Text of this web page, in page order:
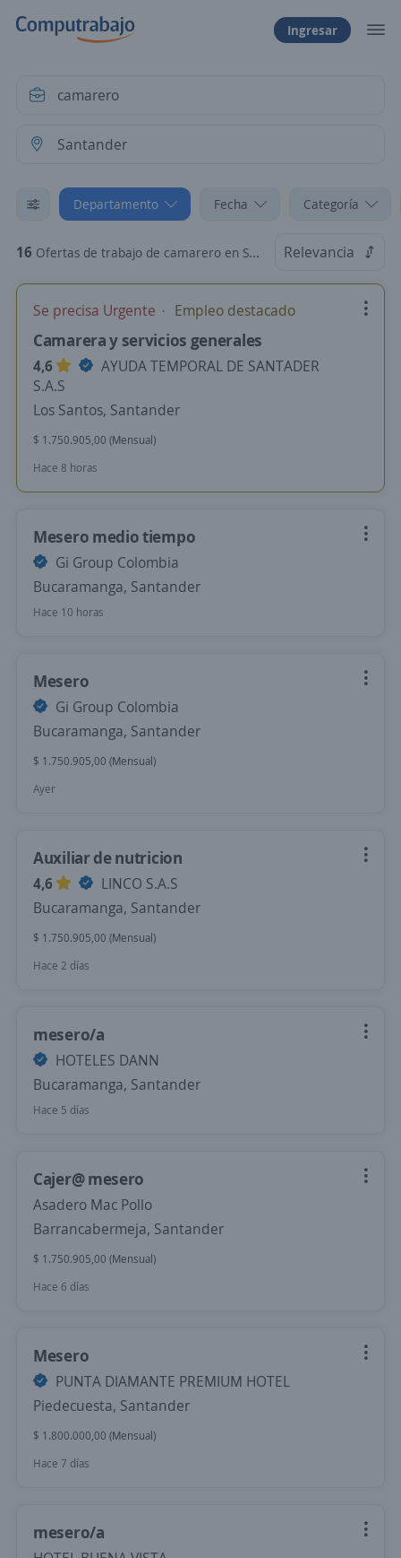
Ingresar
Departamento Fecha Categoría
16 Ofertas de trabajo de camarero en Santander Relevancia
Se precisa Urgente Empleo destacado
Camarera y servicios generales
4,6
AYUDA TEMPORAL DE SANTADER
S.A.S
Los Santos, Santander
$ 1.750.905,00 (Mensual)
Hace 8 horas
Mesero medio tiempo
Gi Group Colombia
Bucaramanga, Santander
Hace 10 horas
Mesero
Gi Group Colombia
Bucaramanga, Santander
$ 1.750.905,00 (Mensual)
Ayer
Auxiliar de nutricion
4,6
LINCO S.A.S
Bucaramanga, Santander
$ 1.750.905,00 (Mensual)
Hace 2 días
mesero/a
HOTELES DANN
Bucaramanga, Santander
Hace 5 días
Cajer@ mesero
Asadero Mac Pollo
Barrancabermeja, Santander
$ 1.750.905,00 (Mensual)
Hace 6 días
Mesero
PUNTA DIAMANTE PREMIUM HOTEL
Piedecuesta, Santander
$ 1.800.000,00 (Mensual)
Hace 7 días
mesero/a